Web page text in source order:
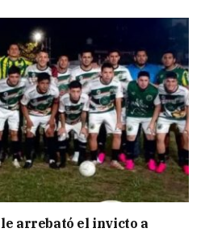
arrebató el invicto a